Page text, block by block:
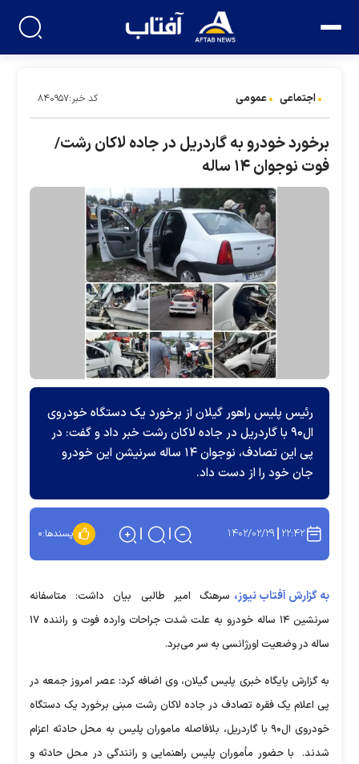
اجتماعی عمومی کد خبر:۸۴۰۹۵۷
برخورد خودرو به گاردریل در جاده لاکان رشت/
فوت نوجوان ۱۴ ساله
رئیس پلیس راهور گیلان از برخورد یک دستگاه خودروی
ال۹۰ با گاردریل در جاده لاکان رشت خبر داد و گفت: در
پی این تصادف، نوجوان ۱۴ ساله سرنیشن این خودرو
جان خود را از دست داد.
۲۲:۴۲ ۱۴۰۲/۰۲/۲۹ پسندها:۰
به گزارش آفتاب نیوز، سرهنگ امیر طالبی بیان داشت: متاسفانه
سرنشین ۱۴ ساله خودرو به علت شدت جراحات وارده فوت و راننده ۱۷
ساله در وضعیت اورژانسی به سر می‌برد.
به گزارش پایگاه خبری پلیس گیلان، وی اضافه کرد: عصر امروز جمعه در
پی اعلام یک فقره تصادف در جاده لاکان رشت مبنی برخورد یک دستگاه
خودروی ال۹۰ با گاردریل، بلافاصله ماموران پلیس به محل حادثه اعزام
شدند. با حضور مأموران پلیس راهنمایی و رانندگی در محل حادثه و